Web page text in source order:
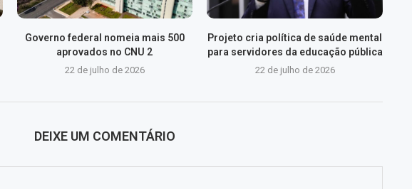
Governo federal nomeia mais 500
aprovados no CNU 2
22 de julho de 2026
Projeto cria política de saúde mental
para servidores da educação pública
22 de julho de 2026
DEIXE UM COMENTÁRIO